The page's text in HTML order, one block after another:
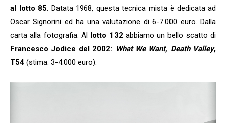
al lotto 85. Datata 1968, questa tecnica mista è dedicata ad
Oscar Signorini ed ha una valutazione di 6-7.000 euro. Dalla
carta alla fotografia. Al lotto 132 abbiamo un bello scatto di
Francesco Jodice del 2002: What We Want, Death Valley,
T54 (stima: 3-4.000 euro).